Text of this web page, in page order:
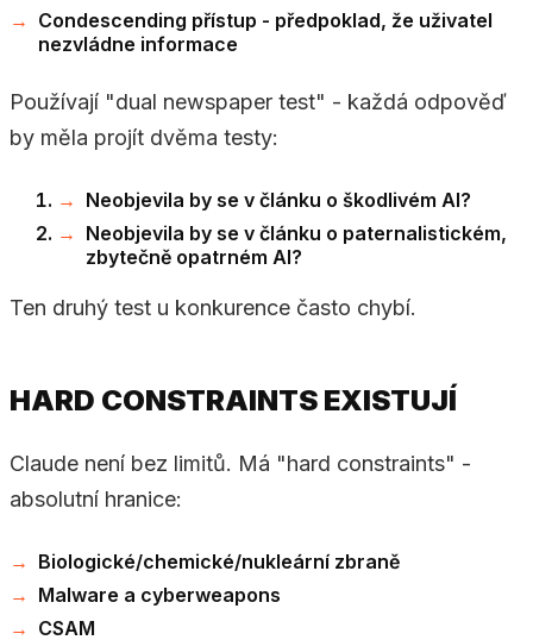
Condescending přístup - předpoklad, že uživatel
nezvládne informace
Používají "dual newspaper test" - každá odpověď
by měla projít dvěma testy:
Neobjevila by se v článku o škodlivém AI?
Neobjevila by se v článku o paternalistickém,
zbytečně opatrném AI?
Ten druhý test u konkurence často chybí.
HARD CONSTRAINTS EXISTUJÍ
Claude není bez limitů. Má "hard constraints" -
absolutní hranice:
Biologické/chemické/nukleární zbraně
Malware a cyberweapons
CSAM